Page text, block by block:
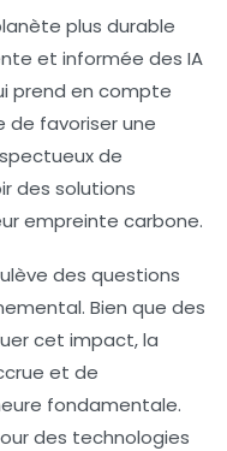
plus durable
et informée des IA
prend en compte
de favoriser une
de
des solutions
empreinte carbone.
des questions
Bien que des
cet impact, la
et de
fondamentale.
des technologies